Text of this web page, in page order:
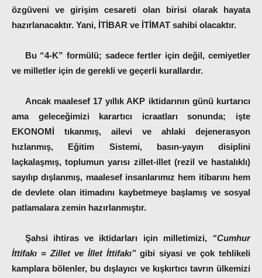
özgüveni ve girişim cesareti olan birisi olarak hayata
hazırlanacaktır. Yani, İTİBAR ve İTİMAT sahibi olacaktır.
Bu “4-K” formülü; sadece fertler için değil, cemiyetler
ve milletler için de gerekli ve geçerli kurallardır.
Ancak maalesef 17 yıllık AKP iktidarının günü kurtarıcı
ama geleceğimizi karartıcı icraatları sonunda; işte
EKONOMİ tıkanmış, ailevi ve ahlaki dejenerasyon
hızlanmış, Eğitim Sistemi, basın-yayın disiplini
laçkalaşmış, toplumun yarısı zillet-illet (rezil ve hastalıklı)
sayılıp dışlanmış, maalesef insanlarımız hem itibarını hem
de devlete olan itimadını kaybetmeye başlamış ve sosyal
patlamalara zemin hazırlanmıştır.
Şahsi ihtiras ve iktidarları için milletimizi, “Cumhur
İttifakı = Zillet ve İllet İttifakı”gibi siyasi ve çok tehlikeli
kamplara bölenler, bu dışlayıcı ve kışkırtıcı tavrın ülkemizi